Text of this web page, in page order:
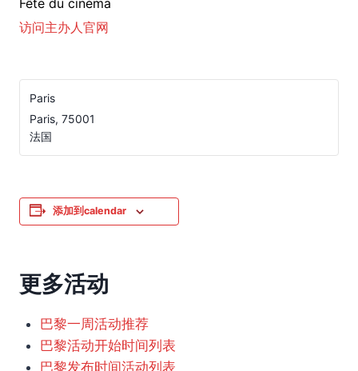
访问主办人官网
Paris
Paris, 75001
法国
添加到calendar
更多活动
巴黎一周活动推荐
巴黎活动开始时间列表
巴黎发布时间活动列表